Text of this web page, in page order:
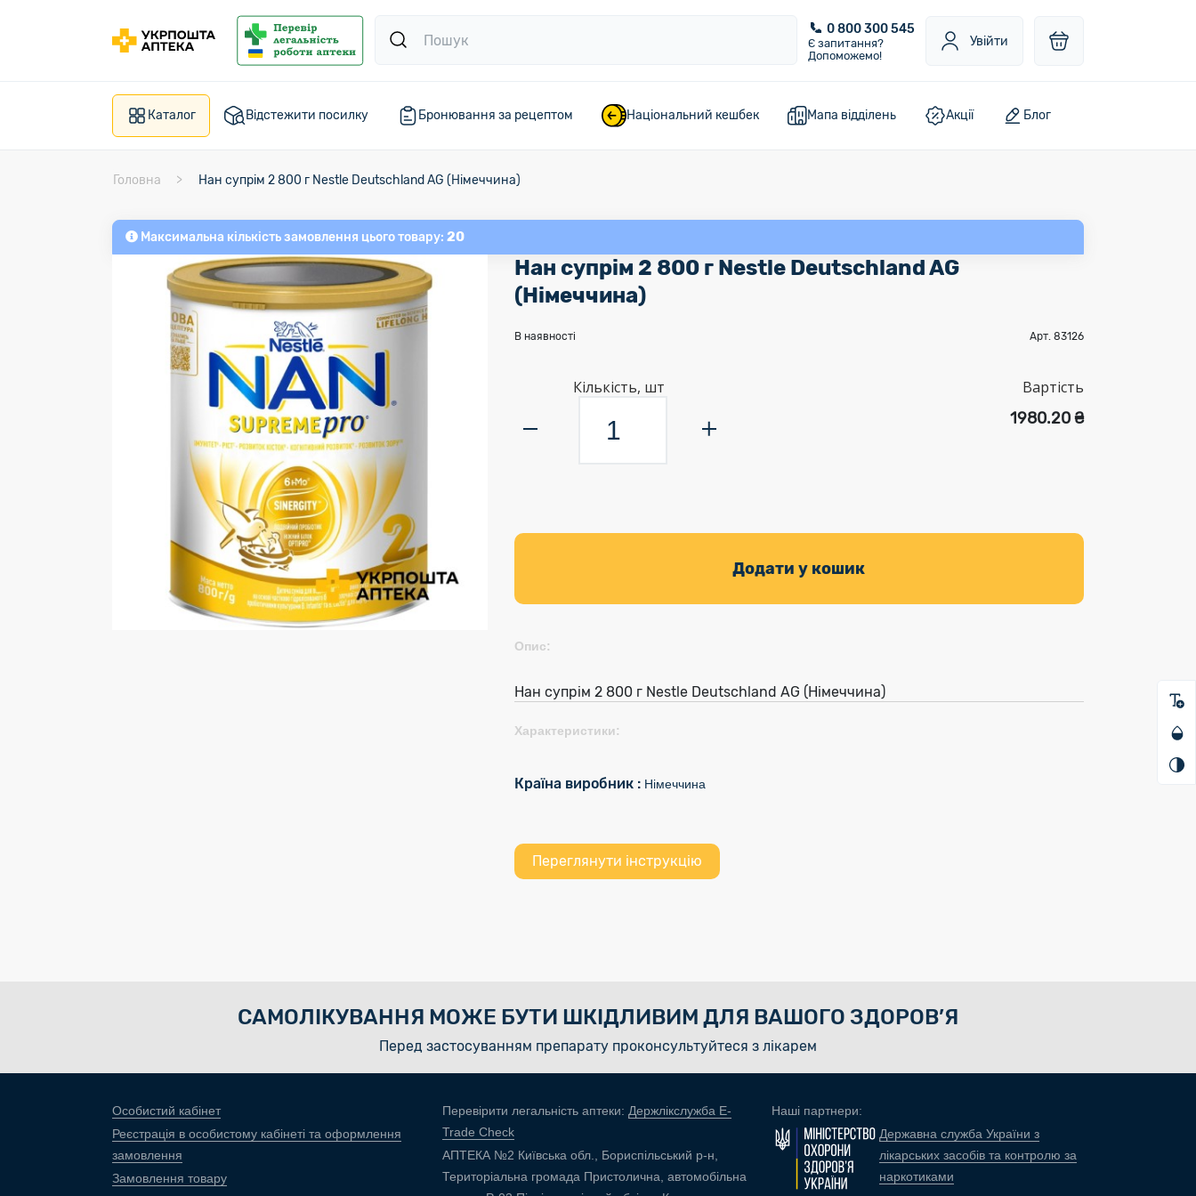
0 800 300 545
Є запитання?
Допоможемо!
Увійти
Каталог Відстежити посилку Бронювання за рецептом Національний кешбек Мапа відділень Акції Блог
Головна Нан супрім 2 800 г Nestle Deutschland AG (Німеччина)
Максимальна кількість замовлення цього товару: 20
Нан супрім 2 800 г Nestle Deutschland AG
(Німеччина)
В наявності Арт. 83126
Кількість, шт
Вартість
1980.20 ₴
Додати у кошик
Опис:
Нан супрім 2 800 г Nestle Deutschland AG (Німеччина)
Характеристики:
Країна виробник : Німеччина
Переглянути інструкцію
САМОЛІКУВАННЯ МОЖЕ БУТИ ШКІДЛИВИМ ДЛЯ ВАШОГО ЗДОРОВ’Я
Перед застосуванням препарату проконсультуйтеся з лікарем
Особистий кабінет
Реєстрація в особистому кабінеті та оформлення
замовлення
Замовлення товару
Перевірити легальність аптеки: Держлікслужба E-
Trade Check
АПТЕКА №2 Київська обл., Бориспільський р-н,
Територіальна громада Пристолична, автомобільна
Наші партнери:
Державна служба України з
лікарських засобів та контролю за
наркотиками